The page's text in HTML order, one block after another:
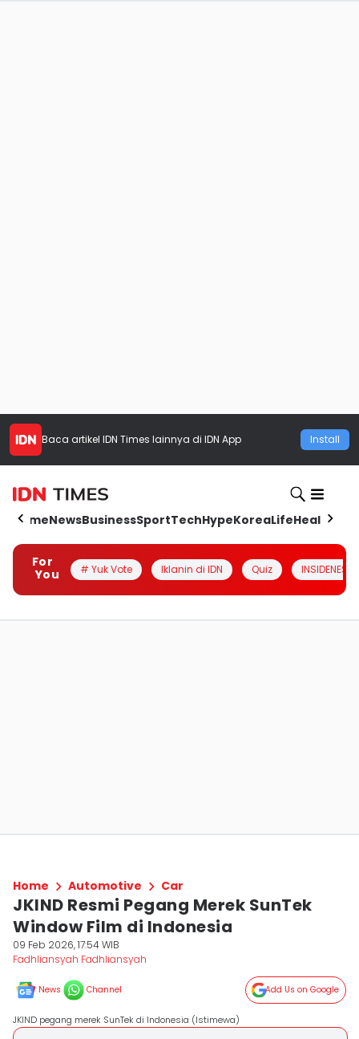
Baca artikel IDN Times lainnya di IDN App Install
HomeNewsBusinessSportTechHypeKoreaLifeHealth
For
You
# Yuk Vote Iklanin di IDN Quiz INSIDENESIA
Home Automotive Car
JKIND Resmi Pegang Merek SunTek
Window Film di Indonesia
09 Feb 2026, 17:54 WIB
Fadhliansyah Fadhliansyah
News Channel Add Us on Google
JKIND pegang merek SunTek di Indonesia (Istimewa)